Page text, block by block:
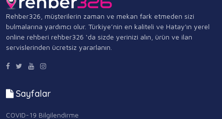
Rehber326, müşterilerin zaman ve mekan fark etmeden sizi
bulmalarına yardımcı olur. Türkiye’nin en kaliteli ve Hatay'ın yerel
online rehberi rehber326 ‘da sizde yerinizi alın, ürün ve ilan
servislerinden ücretsiz yararlanın.
Sayfalar
COVID-19 Bilgilendirme